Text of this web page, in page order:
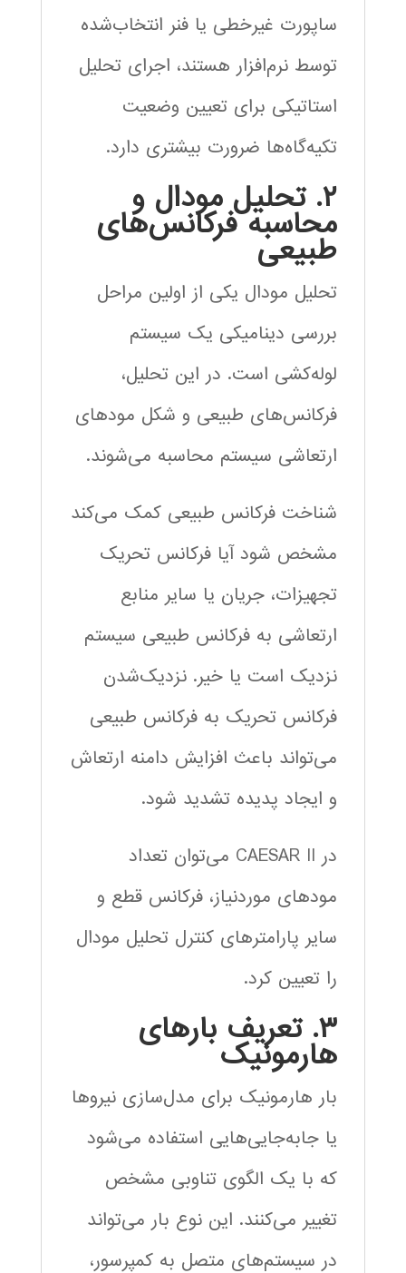
ساپورت غیرخطی یا فنر انتخاب‌شده
توسط نرم‌افزار هستند، اجرای تحلیل
استاتیکی برای تعیین وضعیت
تکیه‌گاه‌ها ضرورت بیشتری دارد.
۲. تحلیل مودال و
محاسبه فرکانس‌های
طبیعی
تحلیل مودال یکی از اولین مراحل
بررسی دینامیکی یک سیستم
لوله‌کشی است. در این تحلیل،
فرکانس‌های طبیعی و شکل مودهای
ارتعاشی سیستم محاسبه می‌شوند.
شناخت فرکانس طبیعی کمک می‌کند
مشخص شود آیا فرکانس تحریک
تجهیزات، جریان یا سایر منابع
ارتعاشی به فرکانس طبیعی سیستم
نزدیک است یا خیر. نزدیک‌شدن
فرکانس تحریک به فرکانس طبیعی
می‌تواند باعث افزایش دامنه ارتعاش
و ایجاد پدیده تشدید شود.
در CAESAR II می‌توان تعداد
مودهای موردنیاز، فرکانس قطع و
سایر پارامترهای کنترل تحلیل مودال
را تعیین کرد.
۳. تعریف بارهای
هارمونیک
بار هارمونیک برای مدل‌سازی نیروها
یا جابه‌جایی‌هایی استفاده می‌شود
که با یک الگوی تناوبی مشخص
تغییر می‌کنند. این نوع بار می‌تواند
در سیستم‌های متصل به کمپرسور،